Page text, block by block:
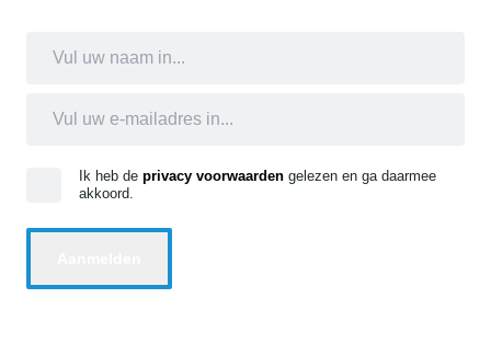
Ik heb de privacy voorwaarden gelezen en ga daarmee
akkoord.